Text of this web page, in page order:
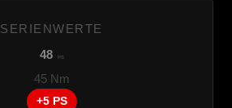
SERIENWERTE
48
PS
45 Nm
+5 PS